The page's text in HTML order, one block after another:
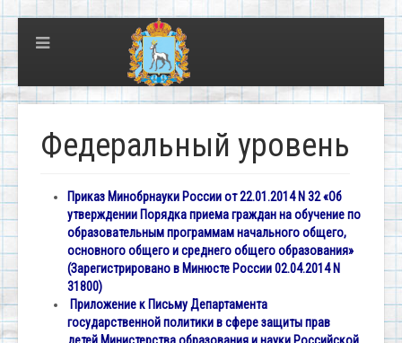
Федеральный уровень
Приказ Минобрнауки России от 22.01.2014 N 32 «Об
утверждении Порядка приема граждан на обучение по
образовательным программам начального общего,
основного общего и среднего общего образования»
(Зарегистрировано в Минюсте России 02.04.2014 N
31800)
Приложение к Письму Департамента
государственной политики в сфере защиты прав